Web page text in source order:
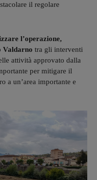
il regolare
l’operazione,
Valdarno tra gli interventi
attività approvato dalla
per mitigare il
a un’area importante e